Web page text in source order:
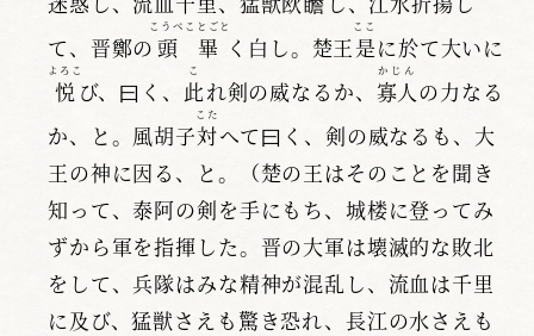
て、晋鄭の 頭
こうべ
畢
ことごと
く白し。楚王是
ここ
に於て大いに
悦
よろこ
び、曰く、 此
こ
れ剣の威なるか、 寡人
かじん
の力なる
か、と。風胡子対
こた
へて曰く、剣の威なるも、大
王の神に因る、と。（楚の王はそのことを聞き
知って、泰阿の剣を手にもち、城楼に登ってみ
ずから軍を指揮した。晋の大軍は壊滅的な敗北
をして、兵隊はみな精神が混乱し、流血は千里
に及び、猛獣さえも驚き恐れ、長江の水さえも